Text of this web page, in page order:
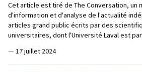
Cet article est tiré de The Conversation, un
d'information et d'analyse de l'actualité
articles grand public écrits par des
universitaires, dont l'Université Laval est
— 17 juillet 2024